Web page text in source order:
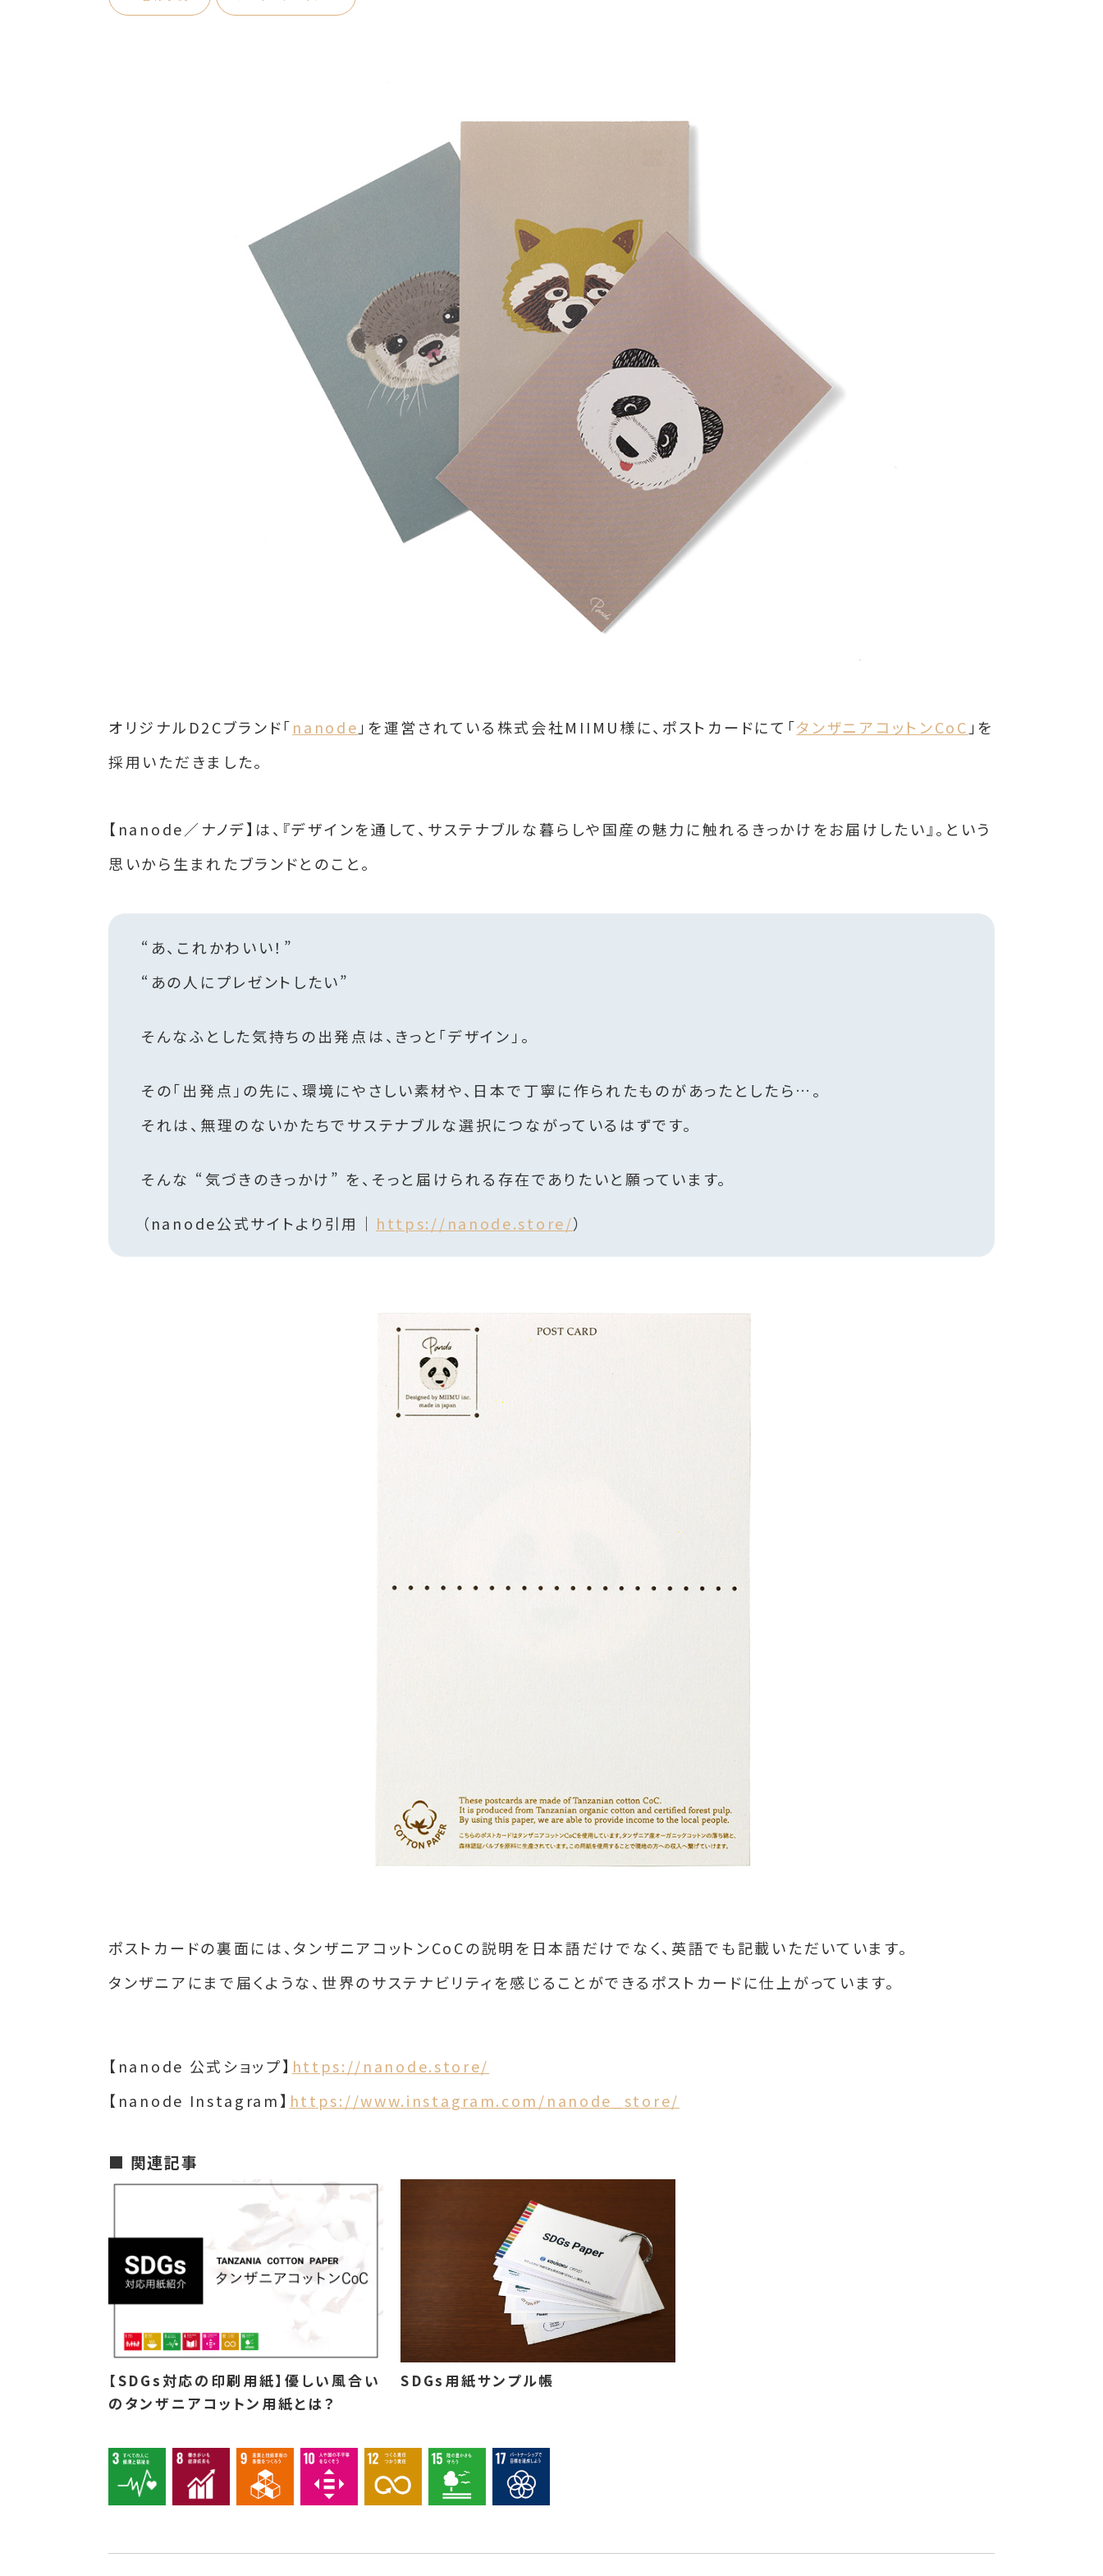
オリジナルD2Cブランド「nanode 」を運営されている株式会社MIIMU様に、ポストカードにて「タンザニアコットンCoC 」を
採用いただきました。
【nanode／ナノデ】は、『デザインを通して、サステナブルな暮らしや国産の魅力に触れるきっかけをお届けしたい』。という
思いから生まれたブランドとのこと。
“あ、これかわいい！”
“あの人にプレゼントしたい”
そんなふとした気持ちの出発点は、きっと「デザイン」。
その「出発点」の先に、環境にやさしい素材や、日本で丁寧に作られたものがあったとしたら…。
それは、無理のないかたちでサステナブルな選択につながっているはずです。
そんな “気づきのきっかけ” を、そっと届けられる存在でありたいと願っています。
（nanode公式サイトより引用｜ https://nanode.store/）
ポストカードの裏面には、タンザニアコットンCoCの説明を日本語だけでなく、英語でも記載いただいています。
タンザニアにまで届くような、世界のサステナビリティを感じることができるポストカードに仕上がっています。
【nanode 公式ショップ】 https://nanode.store/
【nanode Instagram】 https://www.instagram.com/nanode_store/
■ 関連記事
【SDGs対応の印刷用紙】優しい風合い
のタンザニアコットン用紙とは？
SDGs用紙サンプル帳